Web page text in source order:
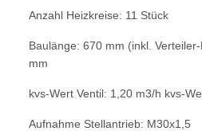
Anzahl Heizkreise: 11 Stück
Baulänge: 670 mm (inkl.
mm
kvs-Wert Ventil: 1,20 m3/h kvs-
Aufnahme Stellantrieb: M30x1,5